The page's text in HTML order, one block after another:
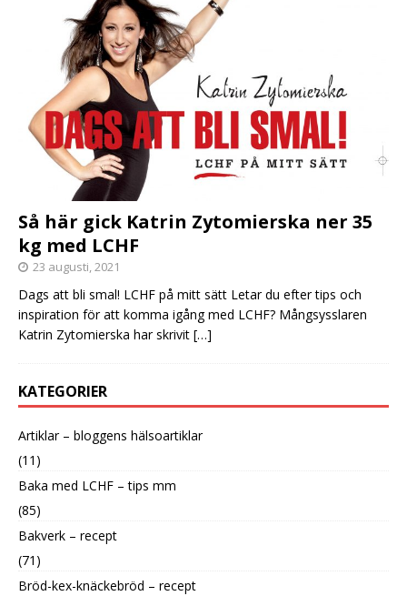
Så här gick Katrin Zytomierska ner 35
kg med LCHF
23 augusti, 2021
Dags att bli smal! LCHF på mitt sätt Letar du efter tips och
inspiration för att komma igång med LCHF? Mångsysslaren
Katrin Zytomierska har skrivit […]
KATEGORIER
Artiklar – bloggens hälsoartiklar
(11)
Baka med LCHF – tips mm
(85)
Bakverk – recept
(71)
Bröd-kex-knäckebröd – recept